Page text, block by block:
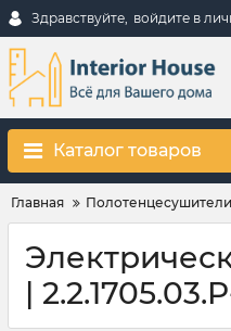
Здравствуйте, войдите в
Каталог товаров
Главная Полотенцесушители
|